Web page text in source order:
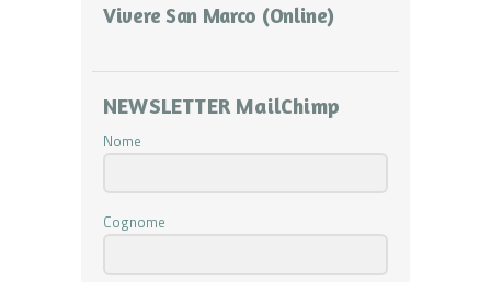
Vivere San Marco (Online)
NEWSLETTER MailChimp
Nome
Cognome